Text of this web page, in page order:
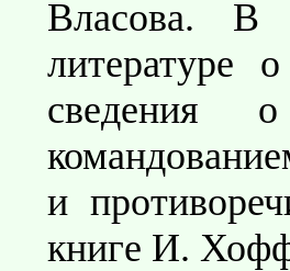
Власова. В
литературе
сведения
и
книге И.